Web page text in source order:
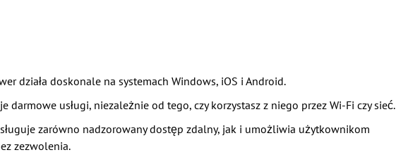
działa doskonale na systemach Windows, iOS i Android.
darmowe usługi, niezależnie od tego, czy korzystasz z niego przez Wi-Fi czy sieć.
zarówno nadzorowany dostęp zdalny, jak i umożliwia użytkownikom
zezwolenia.